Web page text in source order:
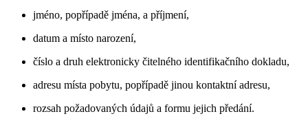
jméno, popřípadě jména, a příjmení,
datum a místo narození,
číslo a druh elektronicky čitelného identifikačního dokladu,
adresu místa pobytu, popřípadě jinou kontaktní adresu,
rozsah požadovaných údajů a formu jejich předání.